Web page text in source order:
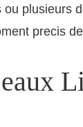
plusieurs
precis